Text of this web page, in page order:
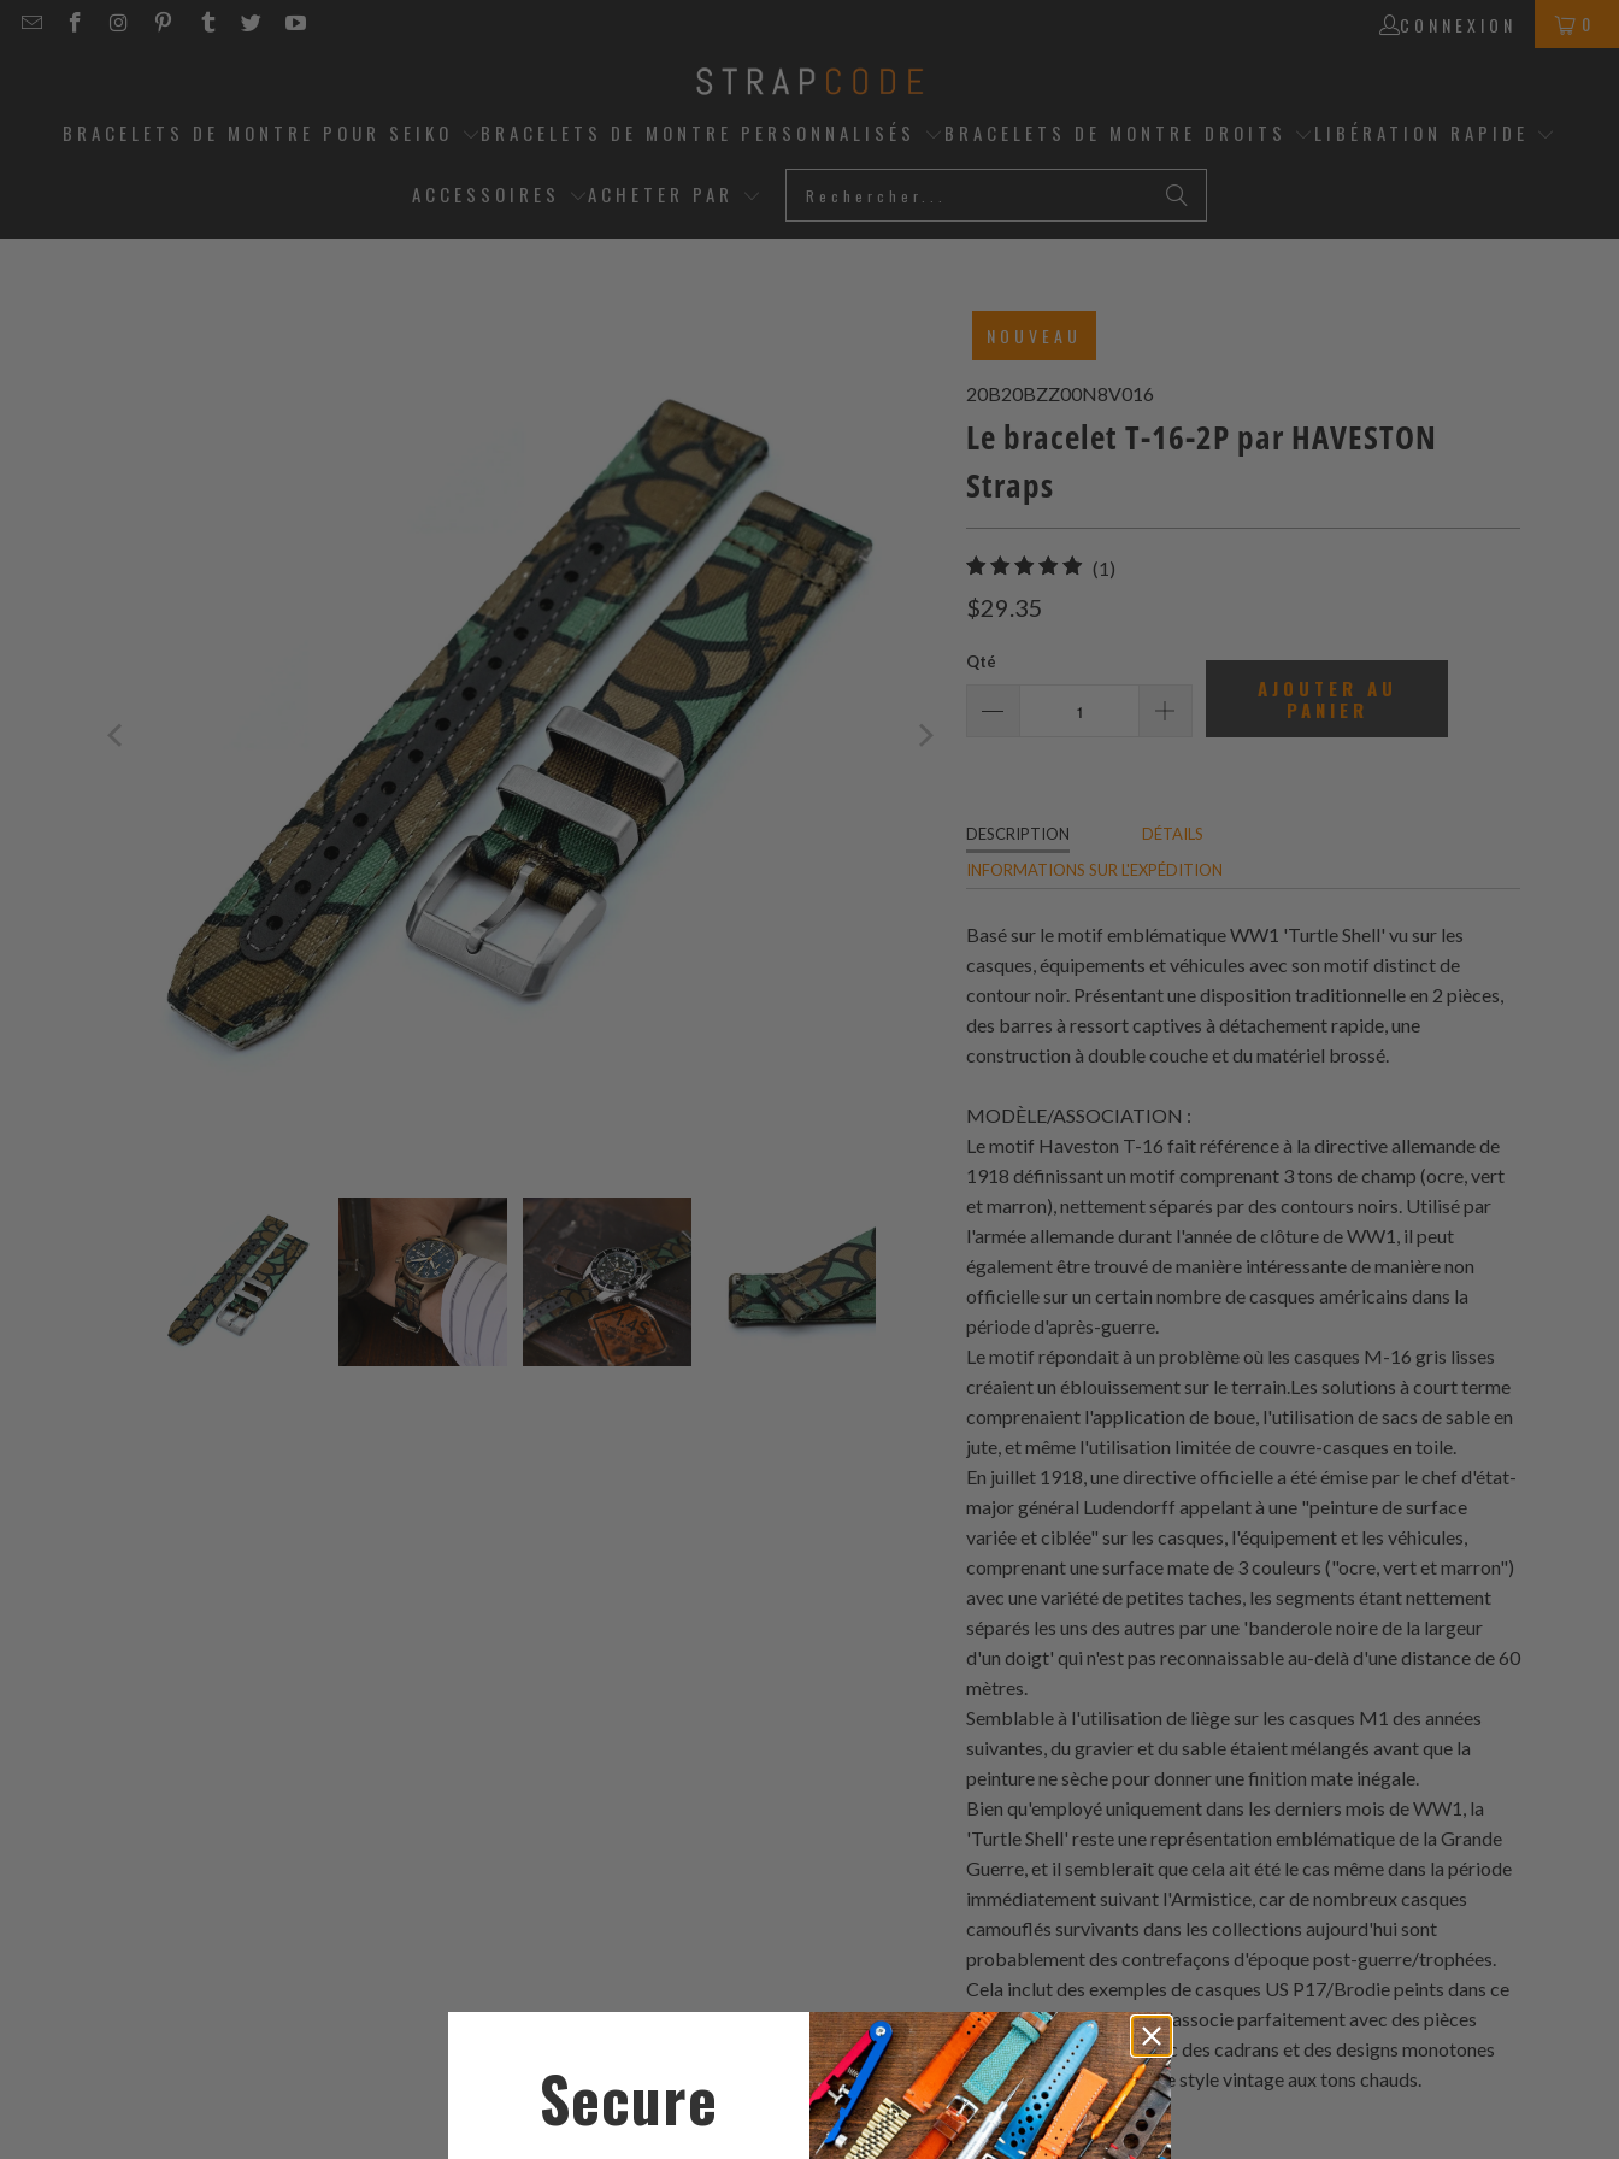
EMAILSTRAPCODE
STRAPCODE
STRAPCODE
STRAPCODE
STRAPCODE
STRAPCODE
CONNEXION 0
BRACELETS DE MONTRE POUR SEIKO BRACELETS DE MONTRE PERSONNALISÉS BRACELETS DE MONTRE DROITS LIBÉRATION RAPIDE
ACCESSOIRES ACHETER PAR
NOUVEAU
20B20BZZ00N8V016
Le bracelet T-16-2P par HAVESTON
Straps
(1)
$29.35
Qté
AJOUTER AU
PANIER
DESCRIPTION
DÉTAILS
INFORMATIONS SUR L'EXPÉDITION
Basé sur le motif emblématique WW1 'Turtle Shell' vu sur les
casques, équipements et véhicules avec son motif distinct de
contour noir. Présentant une disposition traditionnelle en 2 pièces,
des barres à ressort captives à détachement rapide, une
construction à double couche et du matériel brossé.
MODÈLE/ASSOCIATION :
Le motif Haveston T-16 fait référence à la directive allemande de
1918 définissant un motif comprenant 3 tons de champ (ocre, vert
et marron), nettement séparés par des contours noirs. Utilisé par
l'armée allemande durant l'année de clôture de WW1, il peut
également être trouvé de manière intéressante de manière non
officielle sur un certain nombre de casques américains dans la
période d'après-guerre.
Le motif répondait à un problème où les casques M-16 gris lisses
créaient un éblouissement sur le terrain.Les solutions à court terme
comprenaient l'application de boue, l'utilisation de sacs de sable en
jute, et même l'utilisation limitée de couvre-casques en toile.
En juillet 1918, une directive officielle a été émise par le chef d'état-
major général Ludendorff appelant à une "peinture de surface
variée et ciblée" sur les casques, l'équipement et les véhicules,
comprenant une surface mate de 3 couleurs ("ocre, vert et marron")
avec une variété de petites taches, les segments étant nettement
séparés les uns des autres par une 'banderole noire de la largeur
d'un doigt' qui n'est pas reconnaissable au-delà d'une distance de 60
mètres.
Semblable à l'utilisation de liège sur les casques M1 des années
suivantes, du gravier et du sable étaient mélangés avant que la
peinture ne sèche pour donner une finition mate inégale.
Bien qu'employé uniquement dans les derniers mois de WW1, la
'Turtle Shell' reste une représentation emblématique de la Grande
Guerre, et il semblerait que cela ait été le cas même dans la période
immédiatement suivant l'Armistice, car de nombreux casques
camouflés survivants dans les collections aujourd'hui sont
probablement des contrefaçons d'époque post-guerre/trophées.
Cela inclut des exemples de casques US P17/Brodie peints dans ce
schéma. La sangle T-16 s'associe parfaitement avec des pièces
Field et Pilot ainsi qu'avec des cadrans et des designs monotones
avec une luminescence de style vintage aux tons chauds.
Mise en page :
Secure